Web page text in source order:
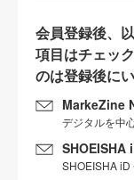
会員登録後、
項目はチェッ
のは登録後に
MarkeZine
デジタルを中
SHOEISHA
SHOEISHA iD